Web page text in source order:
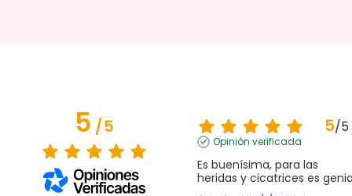
5/5 5/5
Opinión verificada
Es buenísima, para las
heridas y cicatrices es